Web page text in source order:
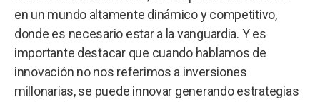
en un mundo altamente dinámico y competitivo,
donde es necesario estar a la vanguardia. Y es
importante destacar que cuando hablamos de
innovación no nos referimos a inversiones
millonarias, se puede innovar generando estrategias